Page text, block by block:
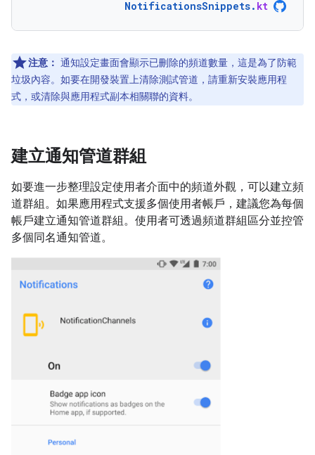
NotificationsSnippets. kt
注意： 通知設定畫面會顯示已刪除的頻道數量，這是為了防範
垃圾內容。如要在開發裝置上清除測試管道，請重新安裝應用程
式，或清除與應用程式副本相關聯的資料。
建立通知管道群組
如要進一步整理設定使用者介面中的頻道外觀，可以建立頻
道群組。如果應用程式支援多個使用者帳戶，建議您為每個
帳戶建立通知管道群組。使用者可透過頻道群組區分並控管
多個同名通知管道。